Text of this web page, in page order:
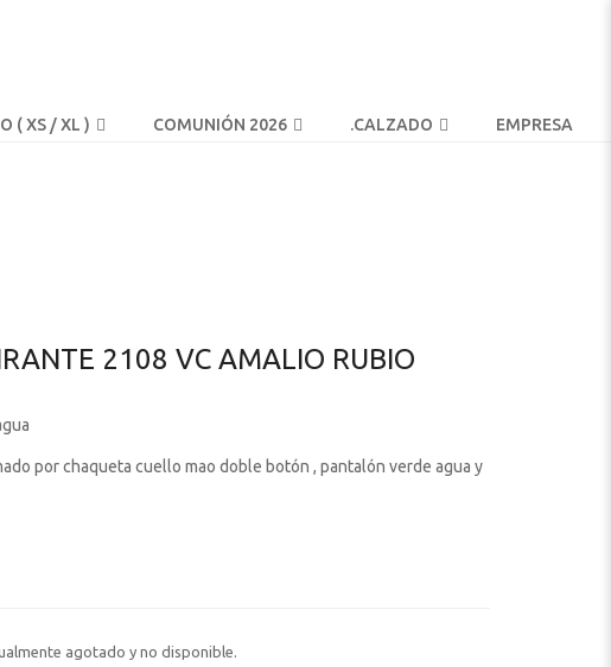
( XS / XL ) COMUNIÓN 2026 .CALZADO EMPRESA
2108 VC AMALIO RUBIO
por chaqueta cuello mao doble botón , pantalón verde agua y
agotado y no disponible.